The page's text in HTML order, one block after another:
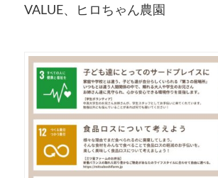
VALUE、ヒロちゃん農園